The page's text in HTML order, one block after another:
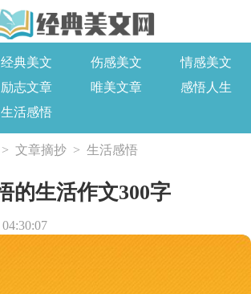
经典美文 伤感美文
情感美文
励志文章 唯美文章
感悟人生
生活感悟
> 文章摘抄 > 生活感悟
的生活作文300字